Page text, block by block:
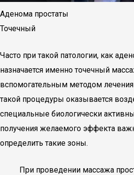
Аденома простаты
Точечный
Часто при такой патологии, как
назначается именно точечный
вспомогательным методом лечения
такой процедуры оказывается
специальные биологически
получения желаемого эффекта
определить такие зоны.
При проведении массажа